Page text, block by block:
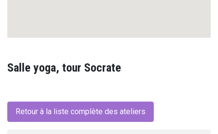
Salle yoga, tour Socrate
Retour à la liste complète des ateliers